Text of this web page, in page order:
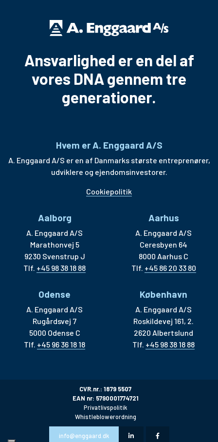
Ansvarlighed er en del af
vores DNA gennem tre
generationer.
Hvem er A. Enggaard A/S
A. Enggaard A/S er en af Danmarks største entreprenører,
udviklere og ejendomsinvestorer.
Cookiepolitik
Aalborg
A. Enggaard A/S
Marathonvej 5
9230 Svenstrup J
Tlf. +45 98 38 18 88
Aarhus
A. Enggaard A/S
Ceresbyen 64
8000 Aarhus C
Tlf. +45 86 20 33 80
Odense
A. Enggaard A/S
Rugårdsvej 7
5000 Odense C
Tlf. +45 96 36 18 18
København
A. Enggaard A/S
Roskildevej 161, 2.
2620 Albertslund
Tlf. +45 98 38 18 88
CVR.nr.: 1879 5507
EAN nr: 5790001774721
Privatlivspolitik
Whistleblowerordning
info@enggaard.dk